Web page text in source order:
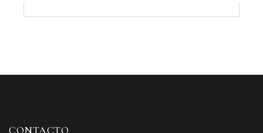
CONTACTO